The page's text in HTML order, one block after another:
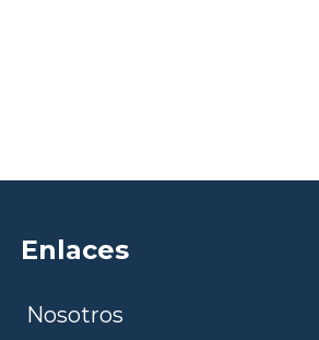
Enlaces
Nosotros